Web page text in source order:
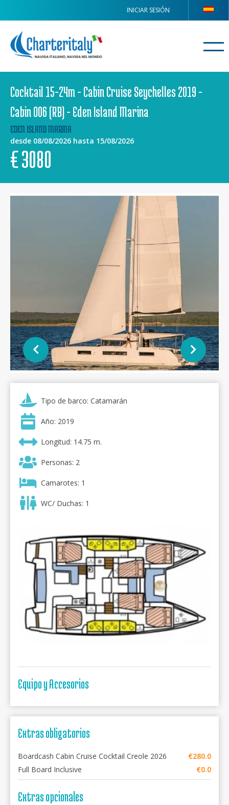
INICIAR SESIÓN
Cocktail 15-24m - Cabin Cruise Seychelles 2019 -
Cabin O06 (RB) - Eden Island Marina
EDEN ISLAND MARINA
desde 08/08/2026 hasta 15/08/2026
€3080
Tipo de barco: Catamarán
Año: 2019
Longitud: 14.75 m.
Personas: 2
Camarotes: 1
WC/ Duchas: 1
Equipo y Accesorios
Extras obligatorios
Boardcash Cabin Cruise Cocktail Creole 2026
€280.0
Full Board Inclusive
€0.0
Extras opcionales